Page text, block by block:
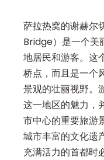
萨拉热窝的谢赫
Bridge）是一个美
地居民和游客。这
桥点，而且是一个
景观的壮丽视野。
这一地区的魅力，
市中心的重要旅游
城市丰富的文化遗
充满活力的首都时